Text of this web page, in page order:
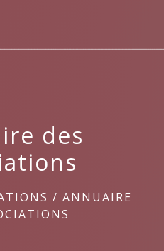
des
/ ANNUAIRE